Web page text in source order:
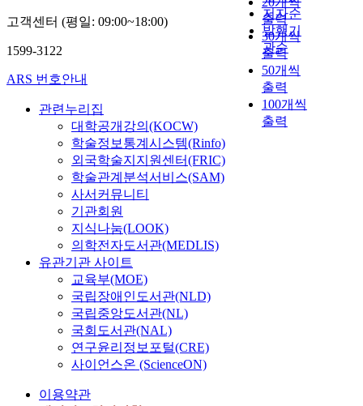
저자순
발행기
관순
출력
30개씩
출력
50개씩
출력
100개씩
출력
고객센터 (평일: 09:00~18:00)
1599-3122
ARS 번호안내
관련누리집
대학공개강의(KOCW)
학술정보통계시스템(Rinfo)
외국학술지지원센터(FRIC)
학술관계분석서비스(SAM)
사서커뮤니티
기관회원
지식나눔(LOOK)
의학전자도서관(MEDLIS)
유관기관 사이트
교육부(MOE)
국립장애인도서관(NLD)
국립중앙도서관(NL)
국회도서관(NAL)
연구윤리정보포털(CRE)
사이언스온 (ScienceON)
이용약관